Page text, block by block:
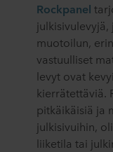
Rockpanel
muotoilun,
vastuulliset
levyt ovat
kierrätettäviä.
pitkäikäisiä ja
julkisivuihin,
liiketila tai